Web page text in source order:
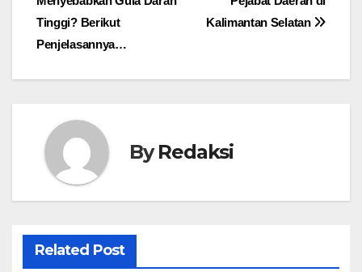
pos
Kalimantan Selatan
Tinggi? Berikut
Penjelasannya…
ByRedaksi
Related Post